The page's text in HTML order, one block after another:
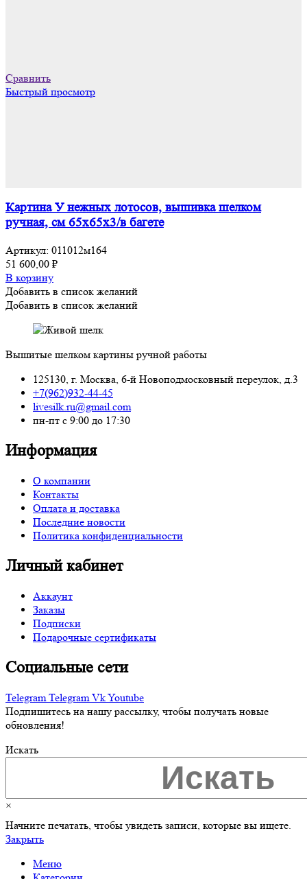
Сравнить
Быстрый просмотр
Картина У нежных лотосов, вышивка шелком
ручная, см 65х65х3/в багете
Артикул: 011012м164
51 600,00 ₽
В корзину
Добавить в список желаний
Добавить в список желаний
Вышитые шелком картины ручной работы
125130, г. Москва, 6-й Новоподмосковный переулок, д.3
+7(962)932-44-45
livesilk.ru@gmail.com
пн-пт с 9:00 до 17:30
Информация
О компании
Контакты
Оплата и доставка
Последние новости
Политика конфиденциальности
Личный кабинет
Аккаунт
Заказы
Подписки
Подарочные сертификаты
Социальные сети
Telegram Telegram VkYoutube
Подпишитесь на нашу рассылку, чтобы получать новые
обновления!
Искать
×
Начните печатать, чтобы увидеть записи, которые вы ищете.
Закрыть
Меню